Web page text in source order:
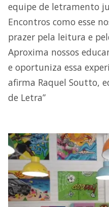
equipe de letramento
Encontros como esse
prazer pela leitura e
Aproxima nossos
e oportuniza essa
afirma Raquel Soutto,
de Letra”